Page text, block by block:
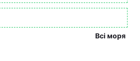
Всі моря